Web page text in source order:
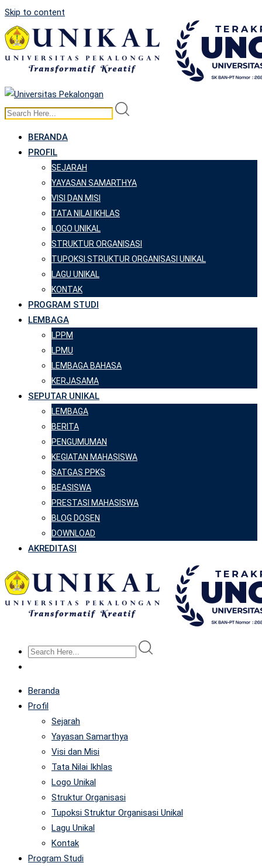
Skip to content
BERANDA
PROFIL
SEJARAH
YAYASAN SAMARTHYA
VISI DAN MISI
TATA NILAI IKHLAS
LOGO UNIKAL
STRUKTUR ORGANISASI
TUPOKSI STRUKTUR ORGANISASI UNIKAL
LAGU UNIKAL
KONTAK
PROGRAM STUDI
LEMBAGA
LPPM
LPMU
LEMBAGA BAHASA
KERJASAMA
SEPUTAR UNIKAL
LEMBAGA
BERITA
PENGUMUMAN
KEGIATAN MAHASISWA
SATGAS PPKS
BEASISWA
PRESTASI MAHASISWA
BLOG DOSEN
DOWNLOAD
AKREDITASI
Beranda
Profil
Sejarah
Yayasan Samarthya
Visi dan Misi
Tata Nilai Ikhlas
Logo Unikal
Struktur Organisasi
Tupoksi Struktur Organisasi Unikal
Lagu Unikal
Kontak
Program Studi